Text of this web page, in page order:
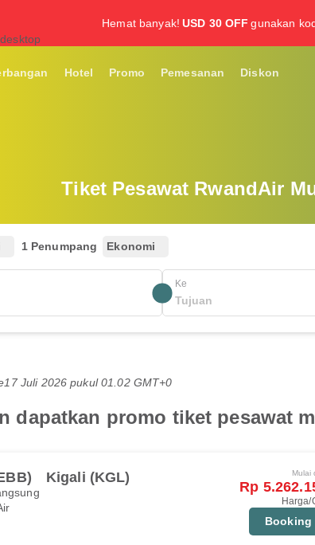
Hemat banyak! USD 30 OFF gunakan
Hotel Promo Pemesanan Diskon
Tiket Pesawat RwandAir
1 Penumpang Ekonomi
Ke
17 Juli 2026 pukul 01.02 GMT+0
dapatkan promo tiket pesawat
Kigali (KGL) Mulai
Rp
Harga/
Booking